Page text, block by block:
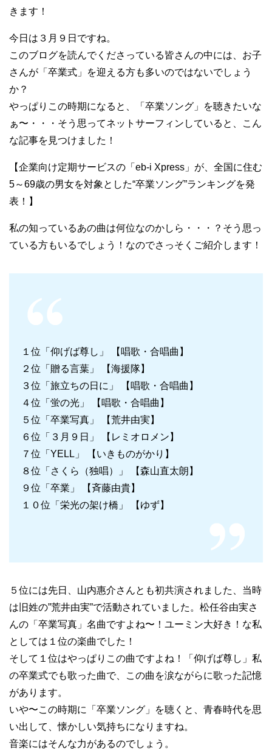
きます！
今日は３月９日ですね。
このブログを読んでくださっている皆さんの中には、お子
さんが「卒業式」を迎える方も多いのではないでしょう
か？
やっぱりこの時期になると、「卒業ソング」を聴きたいな
ぁ〜・・・そう思ってネットサーフィンしていると、こん
な記事を見つけました！
【企業向け定期サービスの「eb-i Xpress」が、全国に住む
5～69歳の男女を対象とした“卒業ソング”ランキングを発
表！】
私の知っているあの曲は何位なのかしら・・・？そう思っ
ている方もいるでしょう！なのでさっそくご紹介します！
１位「仰げば尊し」 【唱歌・合唱曲】
２位「贈る言葉」 【海援隊】
３位「旅立ちの日に」 【唱歌・合唱曲】
４位「蛍の光」 【唱歌・合唱曲】
５位「卒業写真」 【荒井由実】
６位「３月９日」 【レミオロメン】
７位「YELL」 【いきものがかり】
８位「さくら（独唱）」 【森山直太朗】
９位「卒業」 【斉藤由貴】
１０位「栄光の架け橋」 【ゆず】
５位には先日、山内惠介さんとも初共演されました、当時
は旧姓の”荒井由実”で活動されていました。松任谷由実さ
んの「卒業写真」名曲ですよね〜！ユーミン大好き！な私
としては１位の楽曲でした！
そして１位はやっぱりこの曲ですよね！「仰げば尊し」私
の卒業式でも歌った曲で、この曲を涙ながらに歌った記憶
があります。
いや〜この時期に「卒業ソング」を聴くと、青春時代を思
い出して、懐かしい気持ちになりますね。
音楽にはそんな力があるのでしょう。